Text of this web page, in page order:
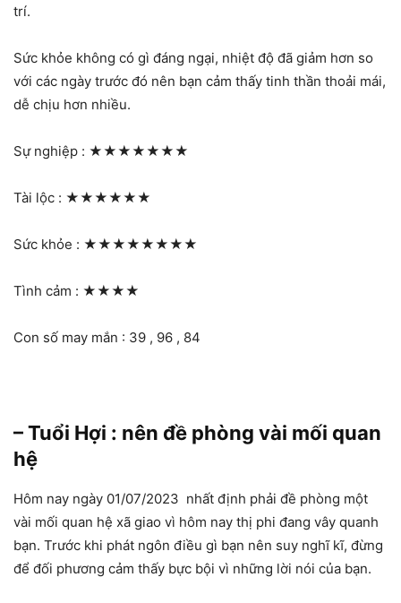
trí.
Sức khỏe không có gì đáng ngại, nhiệt độ đã giảm hơn so
với các ngày trước đó nên bạn cảm thấy tinh thần thoải mái,
dễ chịu hơn nhiều.
Sự nghiệp : ★★★★★★★
Tài lộc : ★★★★★★
Sức khỏe : ★★★★★★★★
Tình cảm : ★★★★
Con số may mắn : 39 , 96 , 84
– Tuổi Hợi : nên đề phòng vài mối quan
hệ
Hôm nay ngày 01/07/2023 nhất định phải đề phòng một
vài mối quan hệ xã giao vì hôm nay thị phi đang vây quanh
bạn. Trước khi phát ngôn điều gì bạn nên suy nghĩ kĩ, đừng
để đối phương cảm thấy bực bội vì những lời nói của bạn.